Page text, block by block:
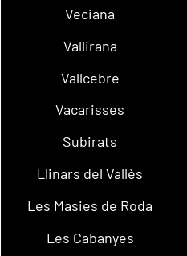
Veciana
Vallirana
Vallcebre
Vacarisses
Subirats
Llinars del Vallès
Les Masies de Roda
Les Cabanyes